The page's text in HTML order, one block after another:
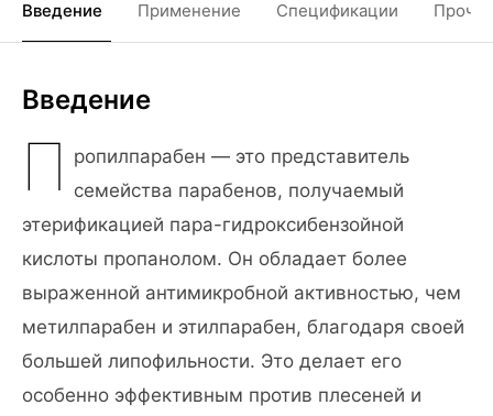
Введение Применение Спецификации
Введение
П
ропилпарабен — это представитель
семейства парабенов, получаемый
этерификацией пара-гидроксибензойной
кислоты пропанолом. Он обладает более
выраженной антимикробной активностью, чем
метилпарабен и этилпарабен, благодаря своей
большей липофильности. Это делает его
особенно эффективным против плесеней и